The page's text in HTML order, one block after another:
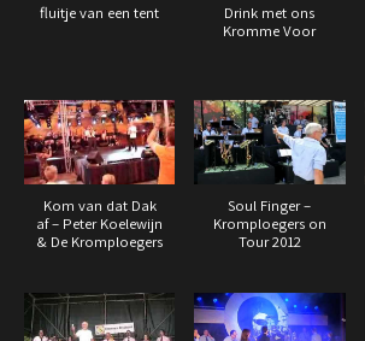
fluitje van een tent
Drink met ons
Kromme Voor
Kom van dat Dak
af – Peter Koelewijn
& De Kromploegers
Soul Finger –
Kromploegers on
Tour 2012